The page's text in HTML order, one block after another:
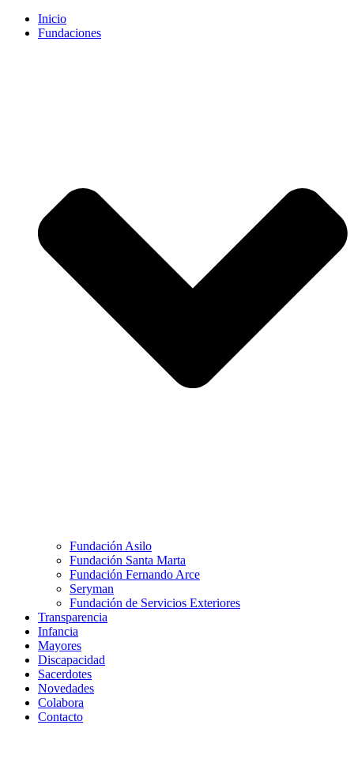
Inicio
Fundaciones
Fundación Asilo
Fundación Santa Marta
Fundación Fernando Arce
Seryman
Fundación de Servicios Exteriores
Transparencia
Infancia
Mayores
Discapacidad
Sacerdotes
Novedades
Colabora
Contacto